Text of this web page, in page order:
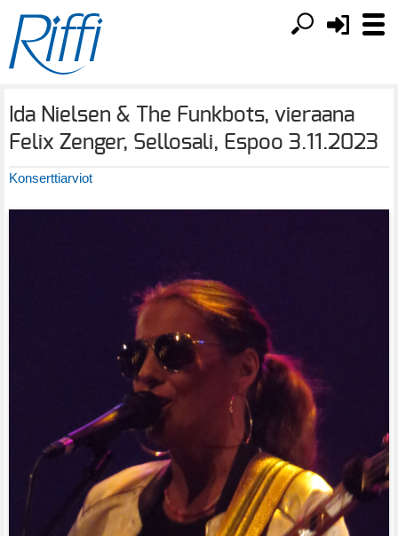
Ida Nielsen & The Funkbots, vieraana
Felix Zenger, Sellosali, Espoo 3.11.2023
Konserttiarviot